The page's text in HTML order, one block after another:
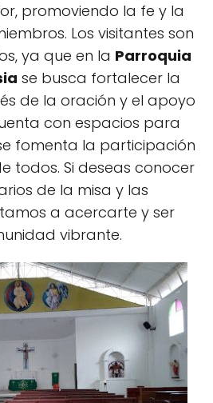
promoviendo la fe y la
Los visitantes son
ya que en la Parroquia
se busca fortalecer la
de la oración y el apoyo
con espacios para
fomenta la participación
todos. Si deseas conocer
de la misa y las
a acercarte y ser
vibrante.